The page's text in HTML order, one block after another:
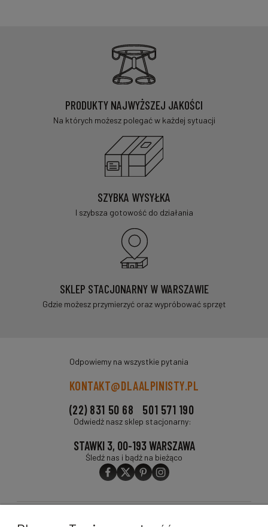
PRODUKTY NAJWYŻSZEJ JAKOŚCI
Na których możesz polegać w każdej sytuacji
SZYBKA WYSYŁKA
I szybsza gotowość do działania
SKLEP STACJONARNY W WARSZAWIE
Gdzie możesz przymierzyć oraz wypróbować sprzęt
Odpowiemy na wszystkie pytania
KONTAKT@DLAALPINISTY.PL
(22) 831 50 68
501 571 190
Odwiedź nasz sklep stacjonarny:
STAWKI 3, 00-193 WARSZAWA
Śledź nas i bądź na bieżąco